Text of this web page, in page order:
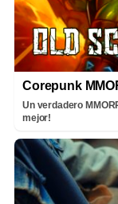
Corepunk
Un verdadero
mejor!